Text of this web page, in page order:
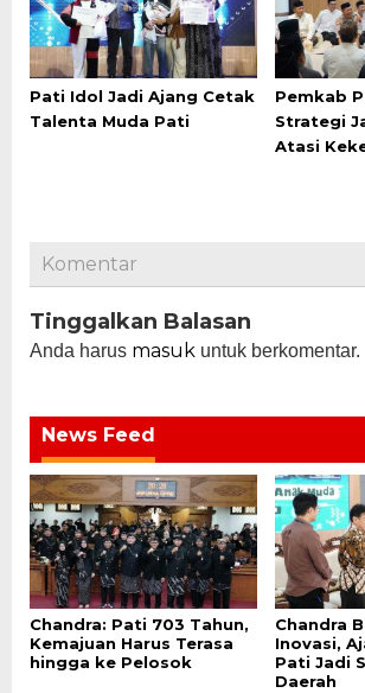
Pati Idol Jadi Ajang Cetak
Talenta Muda Pati
Pemkab
Strategi
Atasi
Komentar
Tinggalkan Balasan
Anda harus masuk untuk berkomentar.
News Feed
Chandra: Pati 703 Tahun,
Kemajuan Harus Terasa
hingga ke Pelosok
Chandra
Inovasi,
Pati Jadi
Daerah